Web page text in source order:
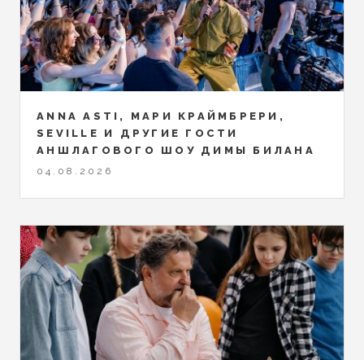
ANNA ASTI, МАРИ КРАЙМБРЕРИ,
SEVILLE И ДРУГИЕ ГОСТИ
АНШЛАГОВОГО ШОУ ДИМЫ БИЛАНА
04.08.2026